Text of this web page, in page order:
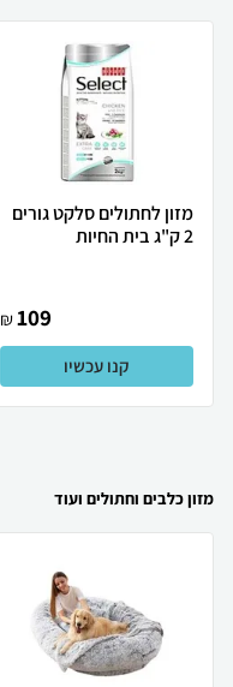
מזון לחתולים סלקט גורים
2 ק"ג בית החיות
109
₪
קנו עכשיו
מזון כלבים וחתולים ועוד